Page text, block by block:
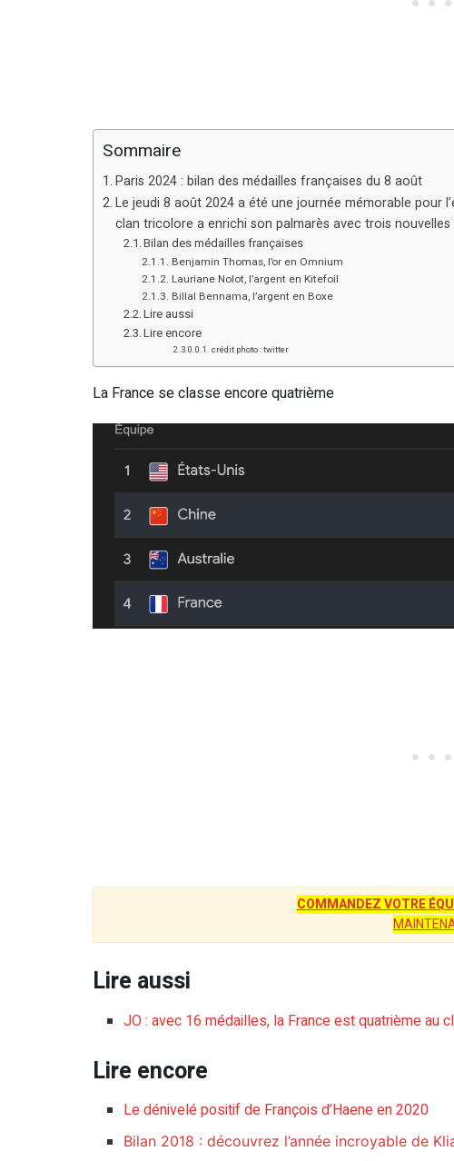
Sommaire
Paris 2024 : bilan des médailles françaises du 8 août
Le jeudi 8 août 2024 a été une journée mémorable pour
clan tricolore a enrichi son palmarès avec trois nouvelles
Bilan des médailles françaises
Benjamin Thomas, l’or en Omnium
Lauriane Nolot, l’argent en Kitefoil
Billal Bennama, l’argent en Boxe
Lire aussi
Lire encore
crédit photo : twitter
La France se classe encore quatrième
COMMANDEZ VOTRE
Lire aussi
JO : avec 16 médailles, la France est quatrième au
Lire encore
Le dénivelé positif de François d’Haene en 2020
Bilan 2018 : découvrez l’année incroyable de